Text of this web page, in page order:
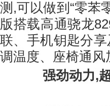
测,可以做到“零苯
版搭载高通骁龙
联、手机钥匙分
调温度、座椅通风
强劲动力,超